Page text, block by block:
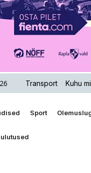
Transport Kuhu
Sport